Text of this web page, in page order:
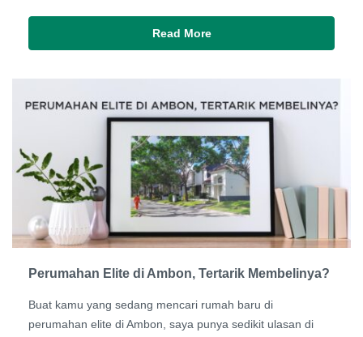
Read More
Perumahan Elite di Ambon, Tertarik Membelinya?
Buat kamu yang sedang mencari rumah baru di
perumahan elite di Ambon, saya punya sedikit ulasan di